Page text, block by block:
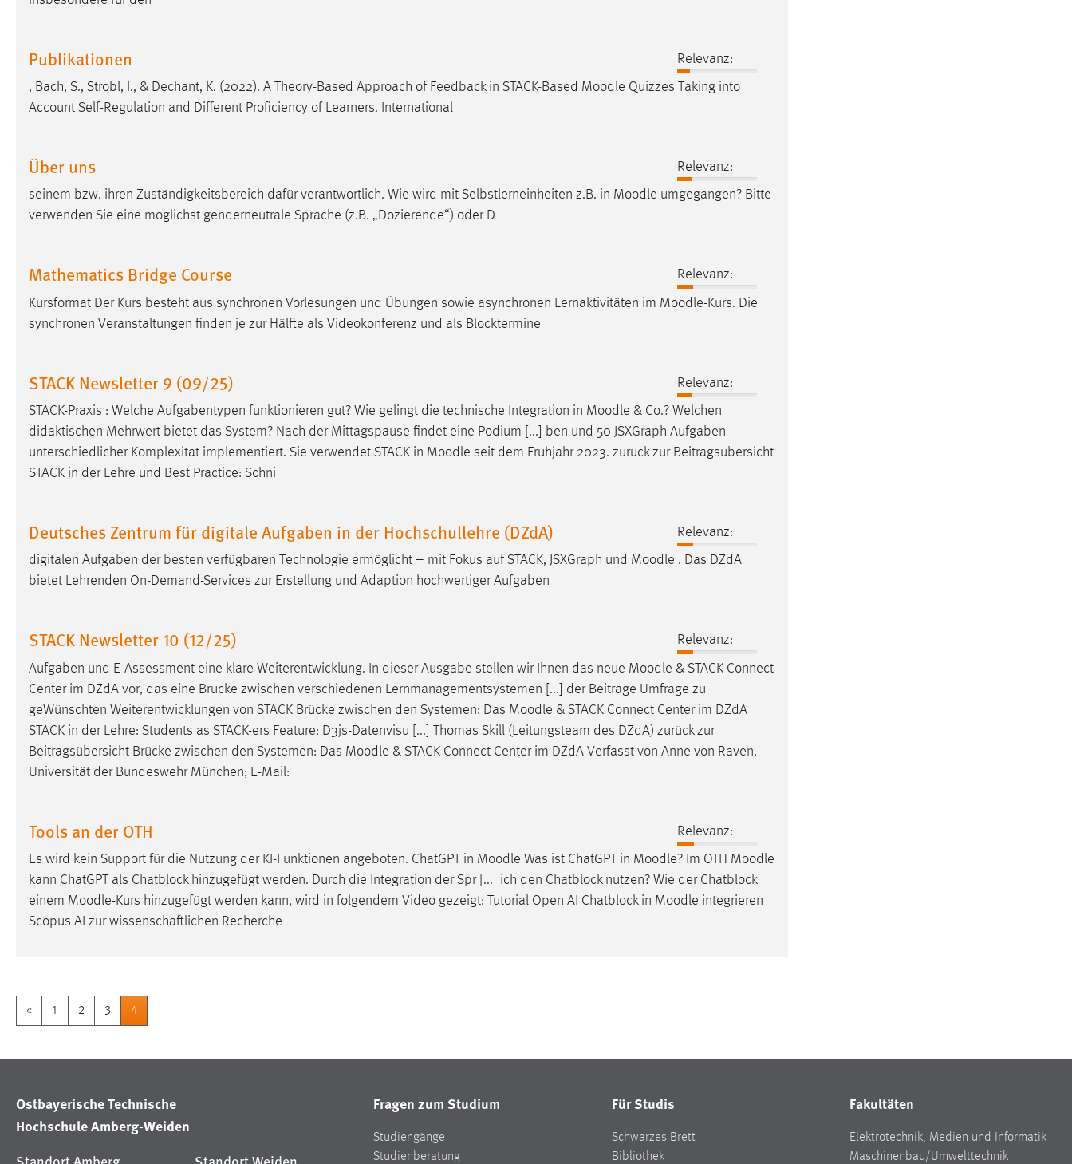
Publikationen
Relevanz:
, Bach, S., Strobl, I., & Dechant, K. (2022). A Theory-Based Approach of Feedback in STACK-Based Moodle Quizzes Taking into
Account Self-Regulation and Different Proficiency of Learners. International
Über uns
Relevanz:
seinem bzw. ihren Zuständigkeitsbereich dafür verantwortlich. Wie wird mit Selbstlerneinheiten z.B. in Moodle umgegangen? Bitte
verwenden Sie eine möglichst genderneutrale Sprache (z.B. „Dozierende“) oder D
Mathematics Bridge Course
Relevanz:
Kursformat Der Kurs besteht aus synchronen Vorlesungen und Übungen sowie asynchronen Lernaktivitäten im Moodle-Kurs. Die
synchronen Veranstaltungen finden je zur Hälfte als Videokonferenz und als Blocktermine
STACK Newsletter 9 (09/25)
Relevanz:
STACK-Praxis : Welche Aufgabentypen funktionieren gut? Wie gelingt die technische Integration in Moodle & Co.? Welchen
didaktischen Mehrwert bietet das System? Nach der Mittagspause findet eine Podium [...] ben und 50 JSXGraph Aufgaben
unterschiedlicher Komplexität implementiert. Sie verwendet STACK in Moodle seit dem Frühjahr 2023. zurück zur Beitragsübersicht
STACK in der Lehre und Best Practice: Schni
Deutsches Zentrum für digitale Aufgaben in der Hochschullehre (DZdA)
Relevanz:
digitalen Aufgaben der besten verfügbaren Technologie ermöglicht – mit Fokus auf STACK, JSXGraph und Moodle . Das DZdA
bietet Lehrenden On-Demand-Services zur Erstellung und Adaption hochwertiger Aufgaben
STACK Newsletter 10 (12/25)
Relevanz:
Aufgaben und E-Assessment eine klare Weiterentwicklung. In dieser Ausgabe stellen wir Ihnen das neue Moodle & STACK Connect
Center im DZdA vor, das eine Brücke zwischen verschiedenen Lernmanagementsystemen [...] der Beiträge Umfrage zu
geWünschten Weiterentwicklungen von STACK Brücke zwischen den Systemen: Das Moodle & STACK Connect Center im DZdA
STACK in der Lehre: Students as STACK-ers Feature: D3js-Datenvisu [...] Thomas Skill (Leitungsteam des DZdA) zurück zur
Beitragsübersicht Brücke zwischen den Systemen: Das Moodle & STACK Connect Center im DZdA Verfasst von Anne von Raven,
Universität der Bundeswehr München; E-Mail:
Tools an der OTH
Relevanz:
Es wird kein Support für die Nutzung der KI-Funktionen angeboten. ChatGPT in Moodle Was ist ChatGPT in Moodle? Im OTH Moodle
kann ChatGPT als Chatblock hinzugefügt werden. Durch die Integration der Spr [...] ich den Chatblock nutzen? Wie der Chatblock
einem Moodle-Kurs hinzugefügt werden kann, wird in folgendem Video gezeigt: Tutorial Open AI Chatblock in Moodle integrieren
Scopus AI zur wissenschaftlichen Recherche
« 1 2 3 4
Ostbayerische Technische
Hochschule Amberg-Weiden
Fragen zum Studium
Studiengänge
Studienberatung
Für Studis
Schwarzes Brett
Bibliothek
Fakultäten
Elektrotechnik, Medien und Informatik
Maschinenbau/Umwelttechnik
Diese Informationen helfen uns zu verstehen, wie
unsere Besucher unsere Website nutzen.
Zweck: Zugriffsstatistik
Cookie Laufzeit: Max. 13 Monate
MARKETING
Marketing Cookies werden von Drittanbietern
verwendet, um personalisierte Werbung anzuzeigen.
Google Ads
Name: _gcl_au
Anbieter: Google Ireland Limited
Cookie Laufzeit: 3 Monate
Facebook Pixel
Anbieter: Facebook
Zweck: Conversion-Tracking
Cookie Laufzeit: 3 Monate
EXTERNE MEDIEN
externen Medien Cookies gesetzt.
YouTube
Vimeo